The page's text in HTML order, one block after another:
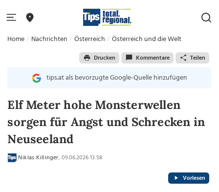
Home Nachrichten Österreich Österreich und die Welt
Drucken Kommentare Teilen
tips.at als bevorzugte Google-Quelle hinzufügen
Elf Meter hohe Monsterwellen
sorgen für Angst und Schrecken in
Neuseeland
Niklas Killinger, 09.06.2026 13:58
Vorlesen